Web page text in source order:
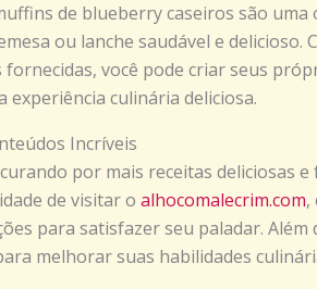
de blueberry caseiros são
ou lanche saudável e delicioso.
fornecidas, você pode criar seus
experiência culinária deliciosa.
Incríveis
por mais receitas deliciosas
de visitar o alhocomalecrim.com,
para satisfazer seu paladar.
melhorar suas habilidades